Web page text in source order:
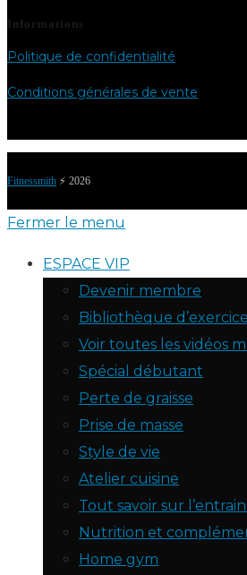
Informations
Politique de confidentialité
Conditions générales de vente
Fitnessmith ⚡️ 2026
Fermer le menu
ESPACE VIP
Devenir membre
Bibliothèque
Voir toutes les vidéos
Spécial débutant
Perte de graisse
Prise de masse
Style de vie
Atelier cuisine
Tout savoir sur
Nutrition et
Home gym